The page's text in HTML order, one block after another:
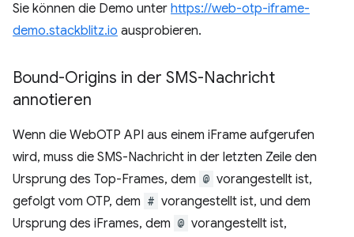
Sie können die Demo unter https://web-otp-iframe-
demo.stackblitz.io ausprobieren.
Bound-Origins in der SMS-Nachricht
annotieren
Wenn die WebOTP API aus einem iFrame aufgerufen
wird, muss die SMS-Nachricht in der letzten Zeile den
Ursprung des Top-Frames, dem @ vorangestellt ist,
gefolgt vom OTP, dem # vorangestellt ist, und dem
Ursprung des iFrames, dem @ vorangestellt ist,